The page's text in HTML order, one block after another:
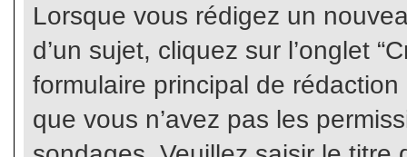
Lorsque vous rédigez un
d’un sujet, cliquez sur l’onglet
formulaire principal de
que vous n’avez pas les